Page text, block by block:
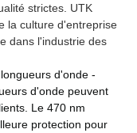
strictes. UTK
la culture d'entreprise
dans l'industrie des
d'onde -
d'onde peuvent
Le 470 nm
protection pour